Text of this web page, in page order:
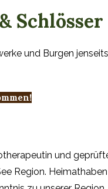
und Burgen
und
Region.